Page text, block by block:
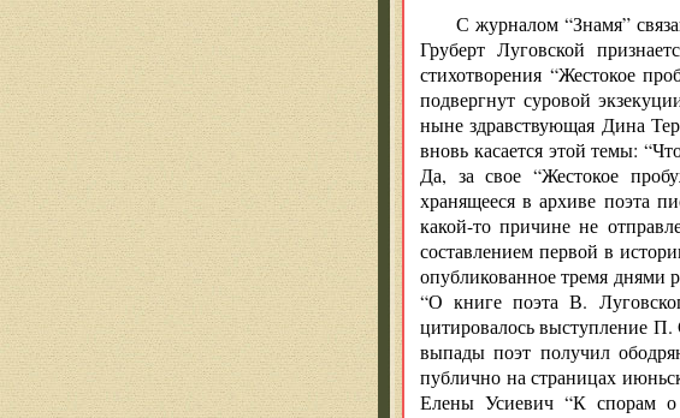
С журналом “Знамя”
Груберт Луговской
стихотворения “Жестокое
подвергнут суровой
ныне здравствующая Дина
вновь касается этой темы:
Да, за свое “Жестокое
хранящееся в архиве поэта
какой-то причине не
составлением первой в
опубликованное тремя днями
“О книге поэта В.
цитировалось выступление
выпады поэт получил
публично на страницах
Елены Усиевич “К спорам